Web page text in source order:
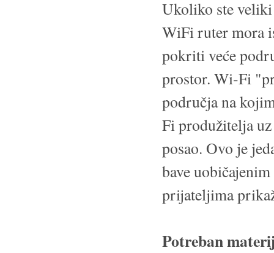
Ukoliko ste veliki
WiFi ruter mora
pokriti veće
prostor. Wi-Fi
područja na
Fi produžitelja
posao. Ovo je
bave
prijateljima
Potreban